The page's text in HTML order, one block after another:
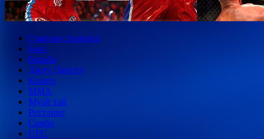
Главная страница
Бокс
Борьба
Джиу Джитсу
Карате
MMA
Муай тай
Рестлинг
Самбо
UFC